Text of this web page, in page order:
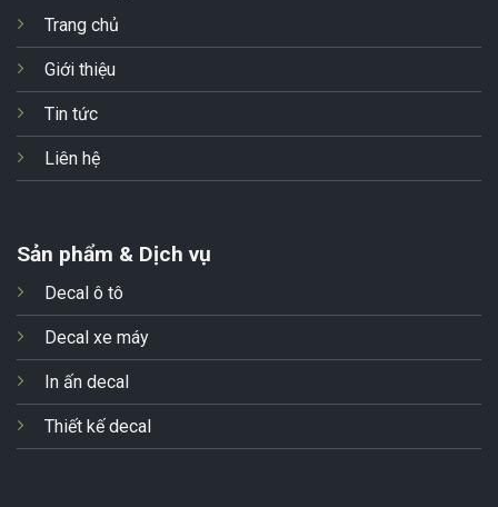
Trang chủ
Giới thiệu
Tin tức
Liên hệ
Sản phẩm & Dịch vụ
Decal ô tô
Decal xe máy
In ấn decal
Thiết kế decal